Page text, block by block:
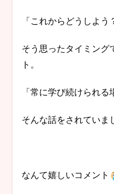
「これからどうしよう
そう思ったタイミング
ト。
「常に学び続けられる
そんな話をされていま
なんて嬉しいコメント